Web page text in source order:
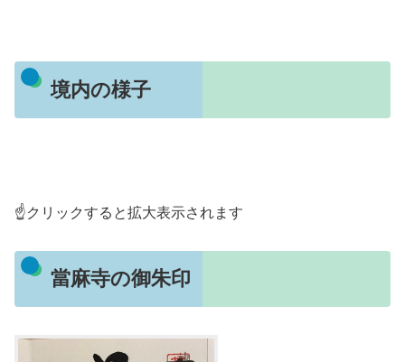
境内の様子
☝️クリックすると拡大表示されます
當麻寺の御朱印